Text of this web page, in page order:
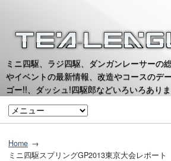
ミニ四駆、ラジ四駆、ダンガンレーサーの
やイベントの最新情報、改造やコースのデ
ゴー!!、ダッシュ!四駆郎などいろいろありま
Home
ミニ四駆スプリングGP2013東京大会レポート